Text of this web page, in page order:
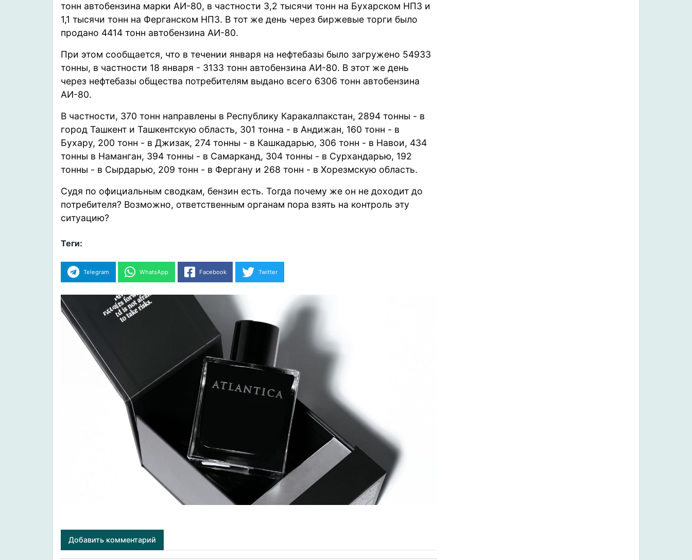
тонн автобензина марки АИ-80, в частности 3,2 тысячи тонн на Бухарском НПЗ и
1,1 тысячи тонн на Ферганском НПЗ. В тот же день через биржевые торги было
продано 4414 тонн автобензина АИ-80.
При этом сообщается, что в течении января на нефтебазы было загружено 54933
тонны, в частности 18 января - 3133 тонн автобензина АИ-80. В этот же день
через нефтебазы общества потребителям выдано всего 6306 тонн автобензина
АИ-80.
В частности, 370 тонн направлены в Республику Каракалпакстан, 2894 тонны - в
город Ташкент и Ташкентскую область, 301 тонна - в Андижан, 160 тонн - в
Бухару, 200 тонн - в Джизак, 274 тонны - в Кашкадарью, 306 тонн - в Навои, 434
тонны в Наманган, 394 тонны - в Самарканд, 304 тонны - в Сурхандарью, 192
тонны - в Сырдарью, 209 тонн - в Фергану и 268 тонн - в Хорезмскую область.
Судя по официальным сводкам, бензин есть. Тогда почему же он не доходит до
потребителя? Возможно, ответственным органам пора взять на контроль эту
ситуацию?
Теги:
Telegram WhatsApp Facebook Twitter
Добавить комментарий